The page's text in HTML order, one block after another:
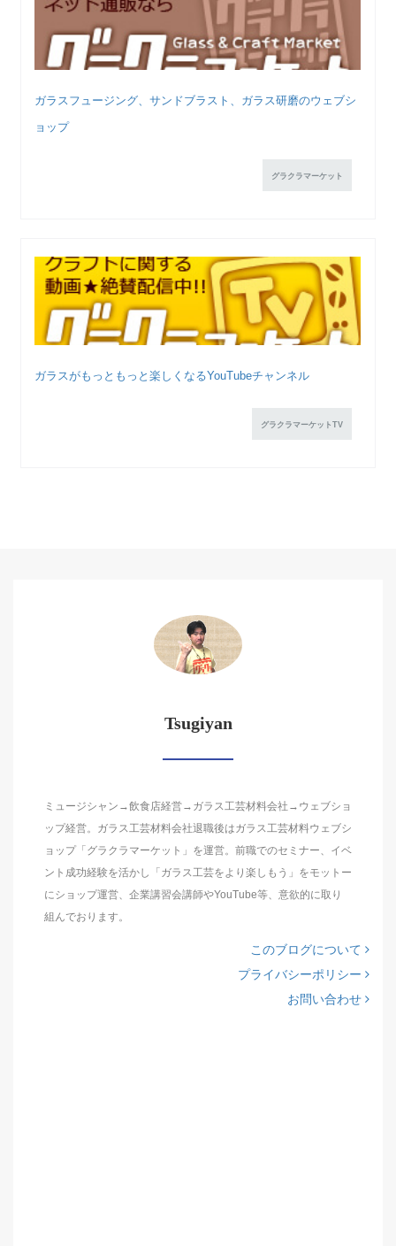
ガラスフュージング、サンドブラスト、ガラス研磨のウェブシ
ョップ
グラクラマーケット
ガラスがもっともっと楽しくなるYouTubeチャンネル
グラクラマーケットTV
Tsugiyan
ミュージシャン→飲食店経営→ガラス工芸材料会社→ウェブショ
ップ経営。ガラス工芸材料会社退職後はガラス工芸材料ウェブシ
ョップ「グラクラマーケット」を運営。前職でのセミナー、イベ
ント成功経験を活かし「ガラス工芸をより楽しもう」をモットー
にショップ運営、企業講習会講師やYouTube等、意欲的に取り
組んでおります。
このブログについて
プライバシーポリシー
お問い合わせ